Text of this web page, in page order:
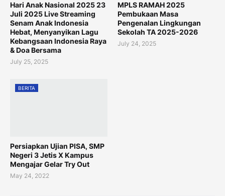
Hari Anak Nasional 2025 23
Juli 2025 Live Streaming
Senam Anak Indonesia
Hebat, Menyanyikan Lagu
Kebangsaan Indonesia Raya
& Doa Bersama
July 25, 2025
MPLS RAMAH 2025
Pembukaan Masa
Pengenalan Lingkungan
Sekolah TA 2025-2026
July 24, 2025
BERITA
Persiapkan Ujian PISA, SMP
Negeri 3 Jetis X Kampus
Mengajar Gelar Try Out
May 24, 2022